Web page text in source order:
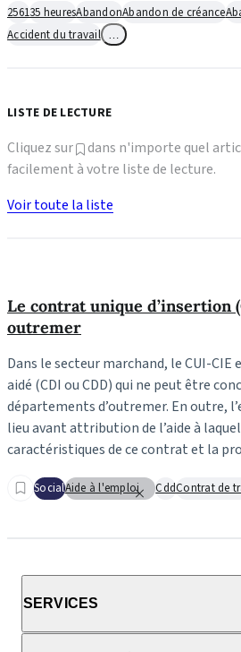
Le contrat unique d’insertion
outremer
Dans le secteur marchand, le CUI-
aidé (CDI ou CDD) qui ne peut être
départements d’outremer. En outre,
lieu avant attribution de l’aide à
caractéristiques de ce contrat et la
SocialAide à l'emploi CddContrat de
256135 heuresAbandonAbandon de créance
Accident du travail
LISTE DE LECTURE
Cliquez sur
dans n'importe quel
facilement à votre liste de lecture.
Voir toute la liste
SERVICES